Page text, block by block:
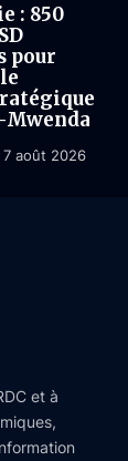
: 850
pour
Mwenda
7 août 2026
et à